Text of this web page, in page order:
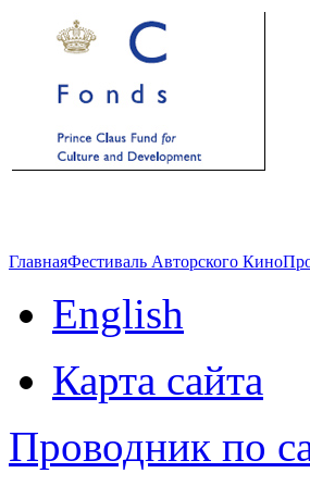
ГлавнаяФестиваль Авторского Кино
English
Карта сайта
Проводник по